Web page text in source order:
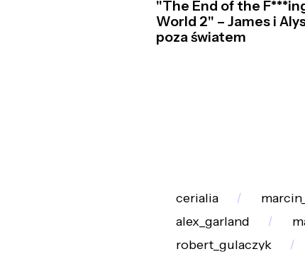
"The End of the
World 2" – James i
poza światem
cerialia
alex_garland
robert_gulaczyk